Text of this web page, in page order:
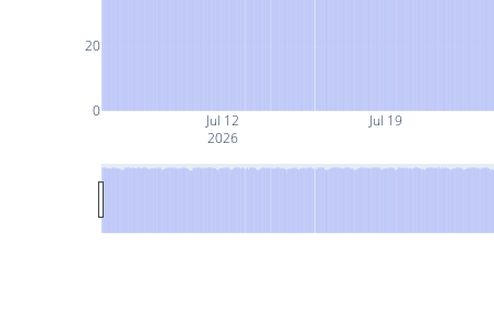
Jul 12
2026
Jul 19
0
20